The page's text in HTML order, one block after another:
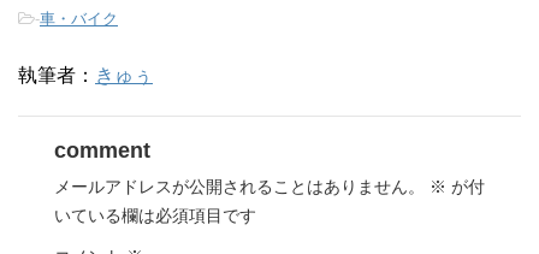
-車・バイク
執筆者： きゅぅ
comment
メールアドレスが公開されることはありません。 ※ が付
いている欄は必須項目です